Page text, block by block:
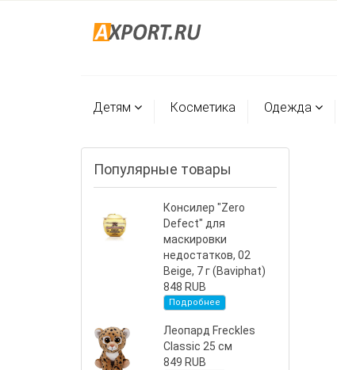
Детям Косметика Одежда
Популярные товары
Консилер "Zero
Defect" для
маскировки
недостатков, 02
Beige, 7 г (Baviphat)
848 RUB
Подробнее
Леопард Freckles
Classic 25 см
849 RUB